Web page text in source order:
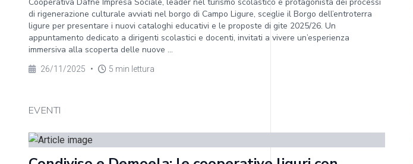
di rigenerazione culturale avviati nel borgo di Campo Ligure, sceglie il Borgo dell’entroterra
ligure per presentare i nuovi cataloghi educativi e le proposte di gite 2025/26. Un
appuntamento dedicato a dirigenti scolastici e docenti, invitati a vivere un’esperienza
immersiva alla scoperta delle nuove ...
26/11/2025 • 5 min lettura
EVENTI